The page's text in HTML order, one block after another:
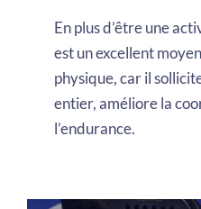
En plus d’être une
est un excellent
physique, car il
entier, améliore la
l’endurance.